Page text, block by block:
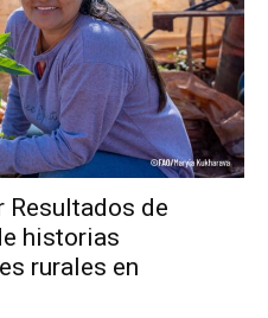
Resultados de
historias
rurales en